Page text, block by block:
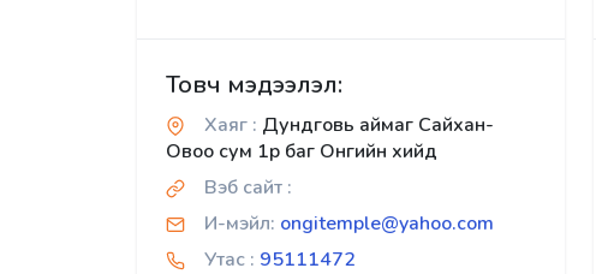
Товч мэдээлэл:
Хаяг : Дундговь аймаг Сайхан-
Овоо сум 1р баг Онгийн хийд
Вэб сайт :
И-мэйл: ongitemple@yahoo.com
Утас : 95111472